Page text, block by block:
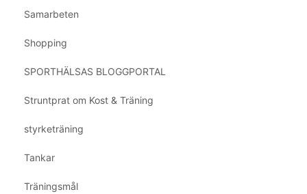
Samarbeten
Shopping
SPORTHÄLSAS BLOGGPORTAL
Struntprat om Kost & Träning
styrketräning
Tankar
Träningsmål